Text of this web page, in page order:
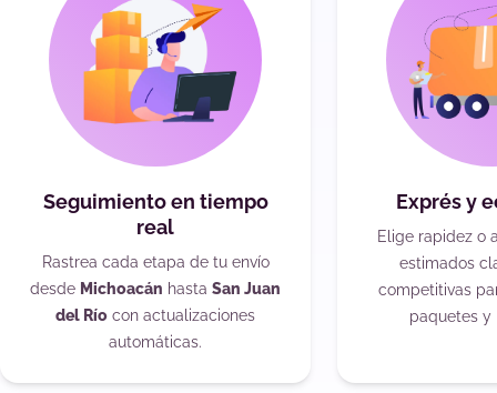
Seguimiento en tiempo
real
Rastrea cada etapa de tu envío
desde Michoacán hasta San Juan
del Río con actualizaciones
automáticas.
Exprés y
Elige rapidez o
estimados
competitivas
paquetes y